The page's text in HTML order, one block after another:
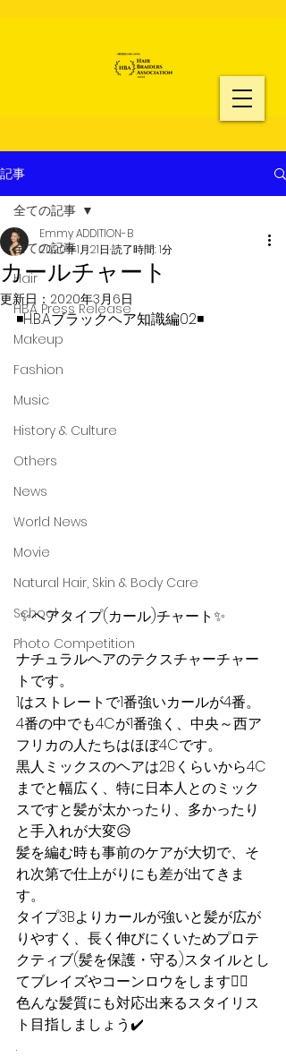
記事
全ての記事
Hair
HBA Press Release
Makeup
Fashion
Music
History & Culture
Others
News
World News
Movie
Natural Hair, Skin & Body Care
School
Photo Competition
全ての記事
カールチャート
Emmy ADDITION-B
2020年1月21日 読了時間: 1分
更新日： 2020年3月6日
◾️H.B.Aブラックヘア知識編02◾️
✨ヘアタイプ(カール)チャート✨
ナチュラルヘアのテクスチャーチャー
トです。
1はストレートで1番強いカールが4番。
4番の中でも4Cが1番強く、中央～西ア
フリカの人たちはほぼ4Cです。
黒人ミックスのヘアは2Bくらいから4C
までと幅広く、特に日本人とのミック
スですと髪が太かったり、多かったり
と手入れが大変😥
髪を編む時も事前のケアが大切で、そ
れ次第で仕上がりにも差が出てきま
す。
タイプ3Bよりカールが強いと髪が広が
りやすく、長く伸びにくいためプロテ
クティブ(髪を保護・守る)スタイルとし
てブレイズやコーンロウをします👍🏽
色んな髪質にも対応出来るスタイリス
ト目指しましょう✔️
.